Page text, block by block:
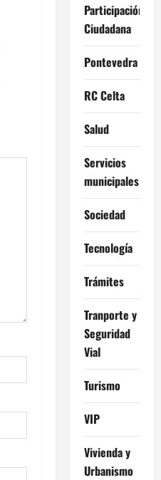
Participación
Ciudadana
Pontevedra
RC Celta
Salud
Servicios
municipales
Sociedad
Tecnología
Trámites
Tranporte y
Seguridad
Vial
Turismo
VIP
Vivienda y
Urbanismo